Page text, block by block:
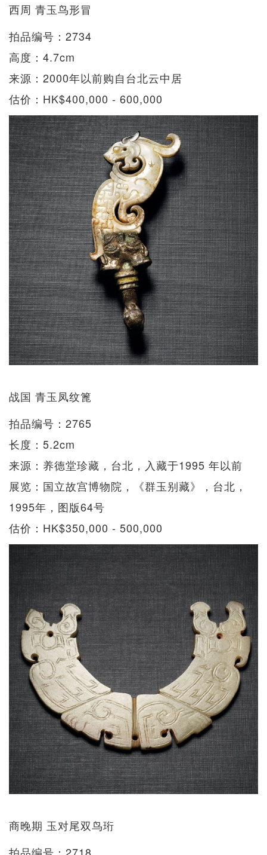
西周 青玉鸟形冒
拍品编号：2734
高度：4.7cm
来源：2000年以前购自台北云中居
估价：HK$400,000 - 600,000
战国 青玉凤纹篦
拍品编号：2765
长度：5.2cm
来源：养德堂珍藏，台北，入藏于1995 年以前
展览：国立故宫博物院，《群玉别藏》，台北，
1995年，图版64号
估价：HK$350,000 - 500,000
商晚期 玉对尾双鸟珩
拍品编号：2718